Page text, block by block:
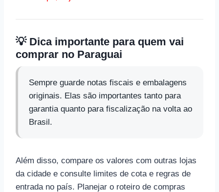
💡 Dica importante para quem vai
comprar no Paraguai
Sempre guarde notas fiscais e embalagens
originais. Elas são importantes tanto para
garantia quanto para fiscalização na volta ao
Brasil.
Além disso, compare os valores com outras lojas
da cidade e consulte limites de cota e regras de
entrada no país. Planejar o roteiro de compras